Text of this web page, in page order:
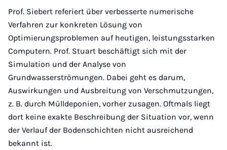
Prof. Siebert referiert über verbesserte numerische
Verfahren zur konkreten Lösung von
Optimierungsproblemen auf heutigen, leistungsstarken
Computern. Prof. Stuart beschäftigt sich mit der
Simulation und der Analyse von
Grundwasserströmungen. Dabei geht es darum,
Auswirkungen und Ausbreitung von Verschmutzungen,
z. B. durch Mülldeponien, vorher zusagen. Oftmals liegt
dort keine exakte Beschreibung der Situation vor, wenn
der Verlauf der Bodenschichten nicht ausreichend
bekannt ist.